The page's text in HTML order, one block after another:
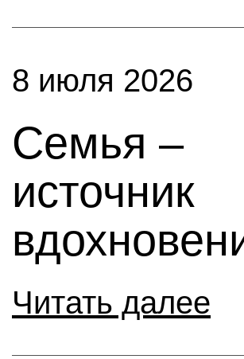
8 июля 2026
Семья –
источник
Читать далее